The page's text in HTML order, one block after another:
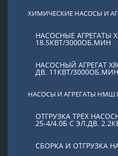
ХИМИЧЕСКИЕ НАСОСЫ И
НАСОСНЫЕ АГРЕГАТЫ
18.5КВТ/3000ОБ.МИН
НАСОСНЫЙ АГРЕГАТ
ДВ. 11КВТ/3000ОБ.МИН
НАСОСЫ И АГРЕГАТЫ НМШ
ОТГРУЗКА ТРЁХ
25-4/4.0Б С ЭЛ.ДВ.
СБОРКА И ОТГРУЗКА